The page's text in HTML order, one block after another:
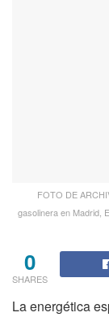
FOTO DE
gasolinera en Madrid,
0
SHARES
La energética